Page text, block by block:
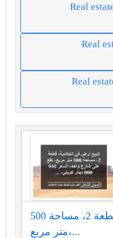
Real
Real
Real
للبيع أرض في الخالدية، قطعة 2، مساحة 500
متر مربع،...